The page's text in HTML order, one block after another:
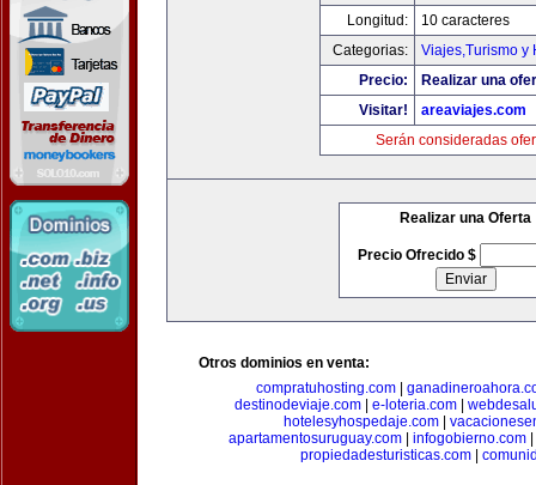
Longitud:
10 caracteres
Categorias:
Viajes,Turismo y
Precio:
Realizar una
Visitar!
areaviajes.com
Serán consideradas
Realizar una Oferta
Precio Ofrecido $
Otros dominios en venta:
compratuhosting.com|
destinodeviaje.com
e-loteria.com
hotelesyhospedaje.com
apartamentosuruguay.com
infogobierno.com
propiedadesturisticas.com|